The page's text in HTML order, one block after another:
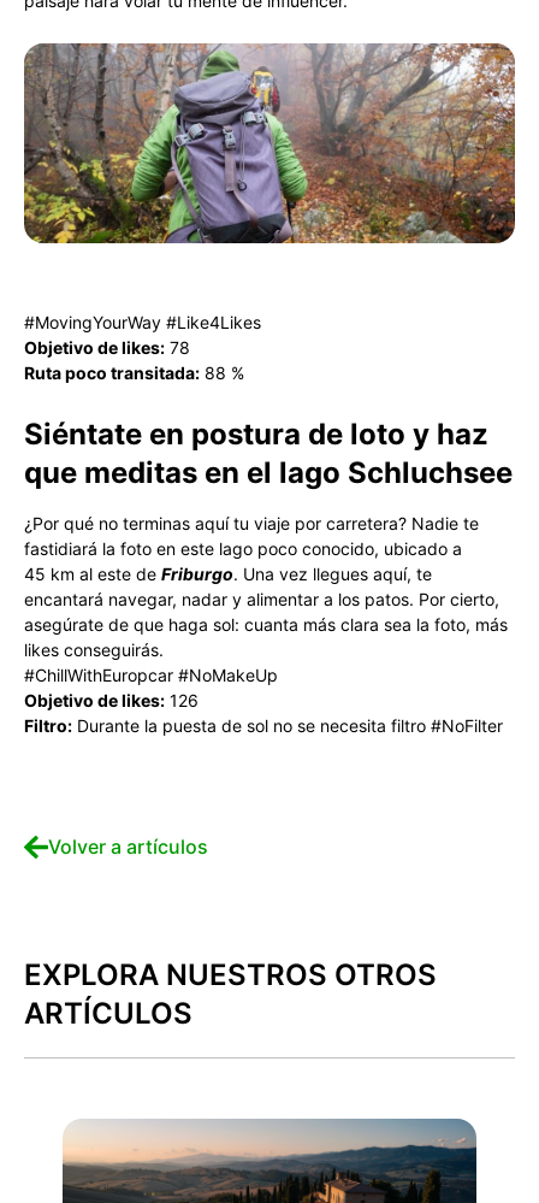
#MovingYourWay #Like4Likes
Objetivo de likes: 78
Ruta poco transitada: 88 %
Siéntate en postura de loto y haz
que meditas en el lago Schluchsee
¿Por qué no terminas aquí tu viaje por carretera? Nadie te
fastidiará la foto en este lago poco conocido, ubicado a
45 km al este de Friburgo. Una vez llegues aquí, te
encantará navegar, nadar y alimentar a los patos. Por cierto,
asegúrate de que haga sol: cuanta más clara sea la foto, más
likes conseguirás.
#ChillWithEuropcar #NoMakeUp
Objetivo de likes: 126
Filtro: Durante la puesta de sol no se necesita filtro #NoFilter
Volver a artículos
EXPLORA NUESTROS OTROS
ARTÍCULOS